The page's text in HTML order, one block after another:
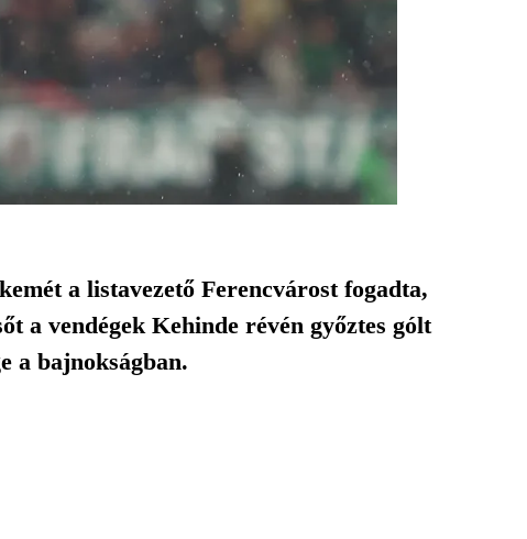
a listavezető Ferencvárost fogadta,
a vendégek Kehinde révén győztes gólt
a bajnokságban.